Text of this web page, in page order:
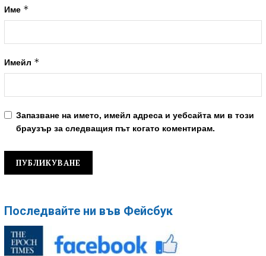
Име *
Имейл *
Запазване на името, имейл адреса и уебсайта ми в този
браузър за следващия път когато коментирам.
Последвайте ни във Фейсбук